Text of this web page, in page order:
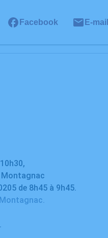
Facebook E-mail
Montagnac
de 8h45 à 9h45.